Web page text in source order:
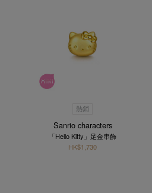
熱銷
Sanrio characters
「Hello Kitty」足金串飾
HK$1,730